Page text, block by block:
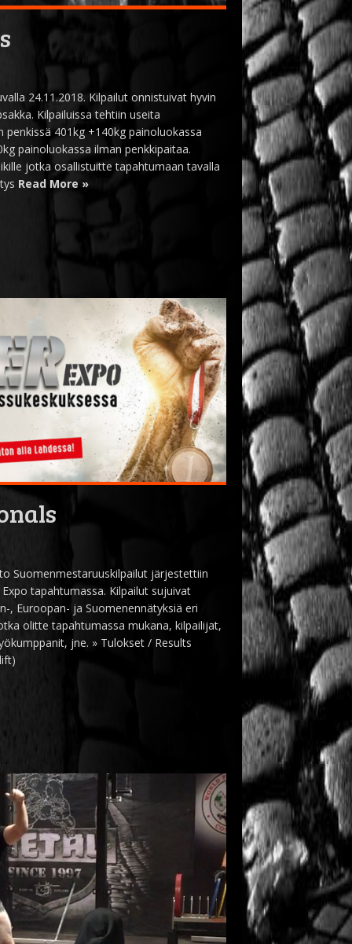
24.11.2018. Kilpailut onnistuivat hyvin
Kilpailuissa tehtiin useita
401kg +140kg painoluokassa
painoluokassa ilman penkkipaitaa.
jotka osallistuitte tapahtumaan tavalla
Read More »
Suomenmestaruuskilpailut järjestettiin
tapahtumassa. Kilpailut sujuivat
, Euroopan- ja Suomenennätyksiä eri
olitte tapahtumassa mukana, kilpailijat,
jne. » Tulokset / Results